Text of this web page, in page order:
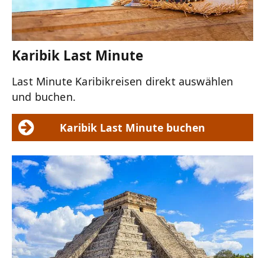
Karibik Last Minute
Last Minute Karibikreisen direkt auswählen
und buchen.
Karibik Last Minute buchen